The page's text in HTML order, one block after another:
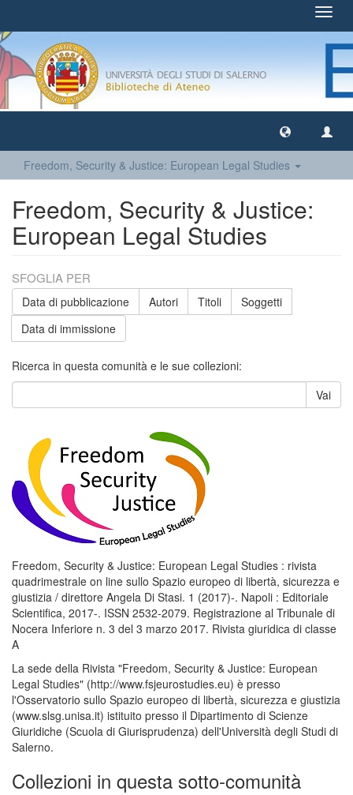
Freedom, Security & Justice: European Legal Studies
Freedom, Security & Justice:
European Legal Studies
SFOGLIA PER
Data di pubblicazione Autori Titoli
Soggetti
Data di immissione
Ricerca in questa comunità e le sue collezioni:
Vai
Freedom, Security & Justice: European Legal Studies : rivista
quadrimestrale on line sullo Spazio europeo di libertà, sicurezza e
giustizia / direttore Angela Di Stasi. 1 (2017)-. Napoli : Editoriale
Scientifica, 2017-. ISSN 2532-2079. Registrazione al Tribunale di
Nocera Inferiore n. 3 del 3 marzo 2017. Rivista giuridica di classe
A
La sede della Rivista "Freedom, Security & Justice: European
Legal Studies" (http://www.fsjeurostudies.eu) è presso
l'Osservatorio sullo Spazio europeo di libertà, sicurezza e giustizia
(www.slsg.unisa.it) istituito presso il Dipartimento di Scienze
Giuridiche (Scuola di Giurisprudenza) dell'Università degli Studi di
Salerno.
Collezioni in questa sotto-comunità